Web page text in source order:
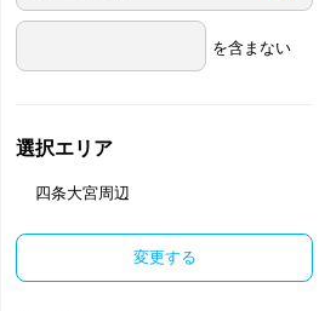
を含まない
選択エリア
四条大宮周辺
変更する